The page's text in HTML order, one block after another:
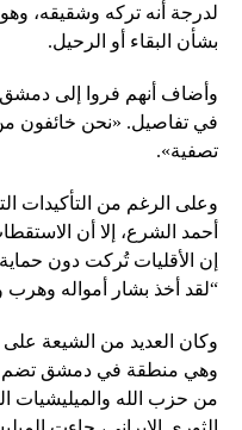
لدرجة أنه تركه وشقيقه، وهو
بشأن البقاء أو الرحيل.
وأضاف أنهم فروا إلى
في تفاصيل. «نحن خائفون
تصفية».
وعلى الرغم من التأكيدات
أحمد الشرع، إلا أن
إن الأقليات تُركت دون
“لقد أخذ بشار أمواله وهرب
وكان العديد من الشيعة
وهي منطقة في دمشق تضم
من حزب الله والميليشيات